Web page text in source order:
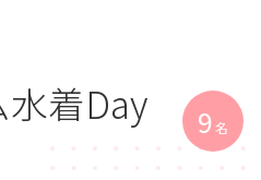
着Day 9 名